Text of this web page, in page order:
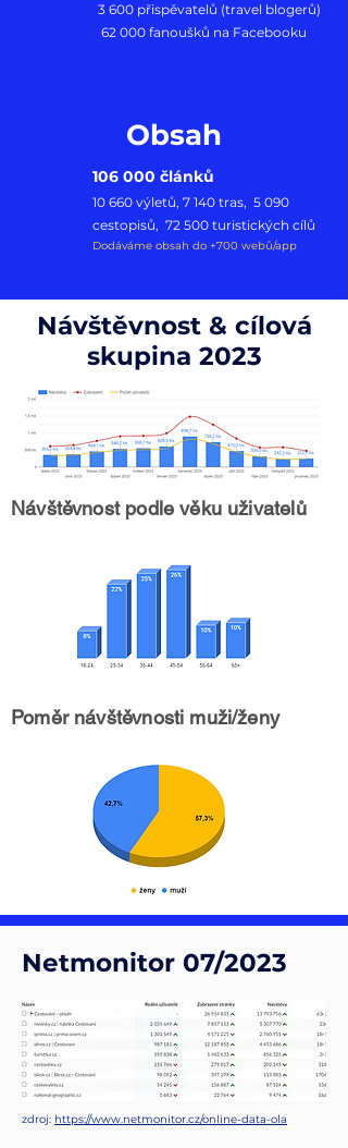
3 600 přispěvatelů (travel blogerů)
62 000 fanoušků na Facebooku
Obsah
106 000 článků
10 660 výletů, 7 140 tras, 5 090
cestopisů, 72 500 turistických cílů
Dodáváme obsah do +700 webů/app
Návštěvnost & cílová
skupina 2023
Návštěvnost podle věku uživatelů
Poměr návštěvnosti muži/ženy
Netmonitor 07/2023
zdroj: https://www.netmonitor.cz/online-data-ola